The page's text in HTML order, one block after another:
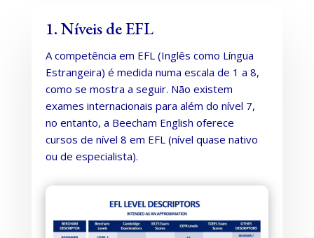
1. Níveis de EFL
A competência em EFL (Inglês como Língua
Estrangeira) é medida numa escala de 1 a 8,
como se mostra a seguir. Não existem
exames internacionais para além do nível 7,
no entanto, a Beecham English oferece
cursos de nível 8 em EFL (nível quase nativo
ou de especialista).